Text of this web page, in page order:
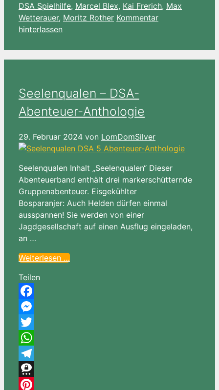
DSA Spielhilfe, Marcel Blex, Kai Frerich, Max
Wetterauer, Moritz Rother Kommentar
hinterlassen
Seelenqualen – DSA-
Abenteuer-Anthologie
29. Februar 2024 von LomDomSilver
Seelenqualen Inhalt „Seelenqualen“ Dieser
Abenteuerband enthält drei markerschütternde
Gruppenabenteuer. Eisgekühlter
Bosparanjer: Auch Helden dürfen einmal
ausspannen! Sie werden von einer
Jagdgesellschaft auf einen Ausflug eingeladen,
an …
Weiterlesen …
Teilen
Facebook
Messenger
Twitter
WhatsApp
Telegram
Threema